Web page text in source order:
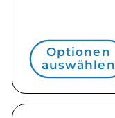
Optionen
auswählen